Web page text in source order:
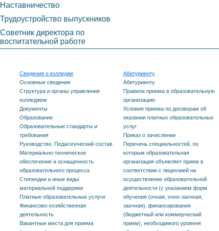
Наставничество
Трудоустройство выпускников
Советник директора по
воспитательной работе
Сведения о колледже
Основные сведения
Структура и органы управления
колледжем
Документы
Образование
Образовательные стандарты и
требования
Руководство. Педагогический состав
Материально-техническое
обеспечение и оснащенность
образовательного процесса
Стипендии и иные виды
материальной поддержки
Платные образовательные услуги
Финансово-хозяйственная
деятельность
Вакантные места для приема
Абитуриенту
Абитуриенту
Правила приема в образовательную
организацию
Условия приема по договорам об
оказании платных образовательных
услуг
Приказ о зачислении
Перечень специальностей, по
которым образовательная
организация объявляет прием в
соответствии с лицензией на
осуществление образовательной
деятельности (с указанием форм
обучения (очная, очно-заочная,
заочная), финансирования
(бюджетный или коммерческий
прием), необходимого уровеня